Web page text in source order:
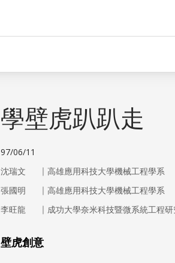
學壁虎趴趴走
97/06/11
沈瑞文 ｜ 高雄應用科技大學機械工程學系
張國明
｜ 高雄應用科技大學機械工程學系
李旺龍
｜ 成功大學奈米科技暨微系統工程
壁虎創意